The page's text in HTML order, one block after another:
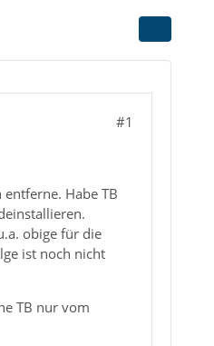
#1
Habe TB
obige für die
ist noch nicht
TB nur vom